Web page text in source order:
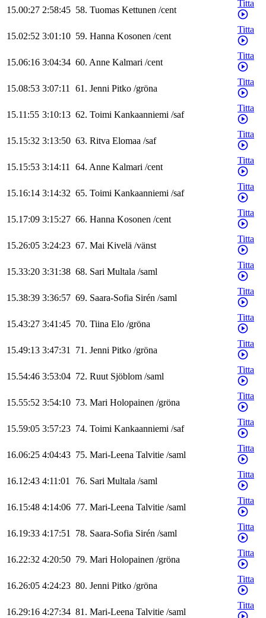
15.00:27 2:58:45 58. Tuomas Kettunen /cent
Titta
15.02:52 3:01:10 59. Hanna Kosonen /cent
Titta
15.06:16 3:04:34 60. Anne Kalmari /cent
Titta
15.08:53 3:07:11 61. Jenni Pitko /gröna
Titta
15.11:55 3:10:13 62. Toimi Kankaanniemi /saf
Titta
15.15:32 3:13:50 63. Ritva Elomaa /saf
Titta
15.15:53 3:14:11 64. Anne Kalmari /cent
Titta
15.16:14 3:14:32 65. Toimi Kankaanniemi /saf
Titta
15.17:09 3:15:27 66. Hanna Kosonen /cent
Titta
15.26:05 3:24:23 67. Mai Kivelä /vänst
Titta
15.33:20 3:31:38 68. Sari Multala /saml
Titta
15.38:39 3:36:57 69. Saara-Sofia Sirén /saml
Titta
15.43:27 3:41:45 70. Tiina Elo /gröna
Titta
15.49:13 3:47:31 71. Jenni Pitko /gröna
Titta
15.54:46 3:53:04 72. Ruut Sjöblom /saml
Titta
15.55:52 3:54:10 73. Mari Holopainen /gröna
Titta
15.59:05 3:57:23 74. Toimi Kankaanniemi /saf
Titta
16.06:25 4:04:43 75. Mari-Leena Talvitie /saml
Titta
16.12:43 4:11:01 76. Sari Multala /saml
Titta
16.15:48 4:14:06 77. Mari-Leena Talvitie /saml
Titta
16.19:33 4:17:51 78. Saara-Sofia Sirén /saml
Titta
16.22:32 4:20:50 79. Mari Holopainen /gröna
Titta
16.26:05 4:24:23 80. Jenni Pitko /gröna
Titta
16.29:16 4:27:34 81. Mari-Leena Talvitie /saml
Titta